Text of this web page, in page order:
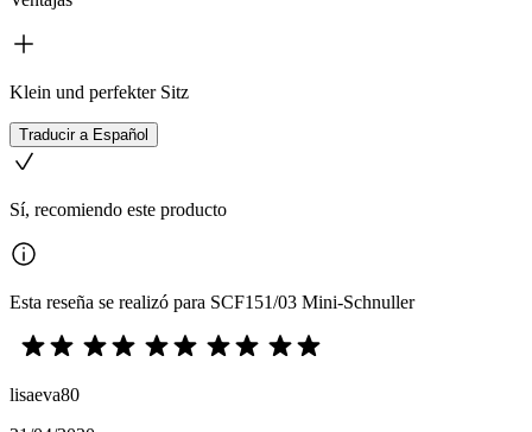
Klein und perfekter Sitz
Traducir a Español
Sí, recomiendo este producto
Esta reseña se realizó para SCF151/03 Mini-Schnuller
lisaeva80